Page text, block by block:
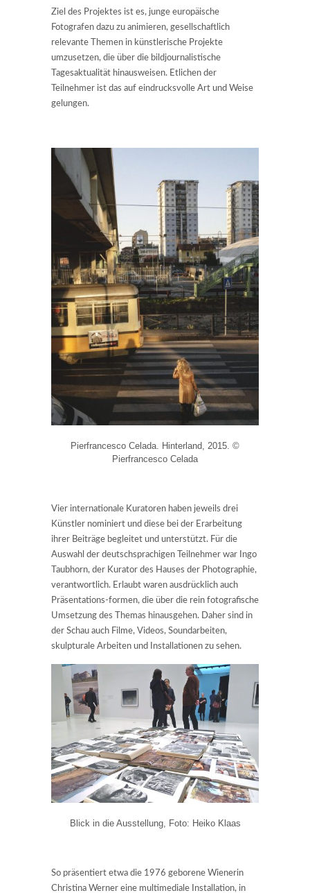
Ziel des Projektes ist es, junge europäische
Fotografen dazu zu animieren, gesellschaftlich
relevante Themen in künstlerische Projekte
umzusetzen, die über die bildjournalistische
Tagesaktualität hinausweisen. Etlichen der
Teilnehmer ist das auf eindrucksvolle Art und Weise
gelungen.
Pierfrancesco Celada. Hinterland, 2015. ©
Pierfrancesco Celada
Vier internationale Kuratoren haben jeweils drei
Künstler nominiert und diese bei der Erarbeitung
ihrer Beiträge begleitet und unterstützt. Für die
Auswahl der deutschsprachigen Teilnehmer war Ingo
Taubhorn, der Kurator des Hauses der Photographie,
verantwortlich. Erlaubt waren ausdrücklich auch
Präsentations-formen, die über die rein fotografische
Umsetzung des Themas hinausgehen. Daher sind in
der Schau auch Filme, Videos, Soundarbeiten,
skulpturale Arbeiten und Installationen zu sehen.
Blick in die Ausstellung, Foto: Heiko Klaas
So präsentiert etwa die 1976 geborene Wienerin
Christina Werner eine multimediale Installation, in